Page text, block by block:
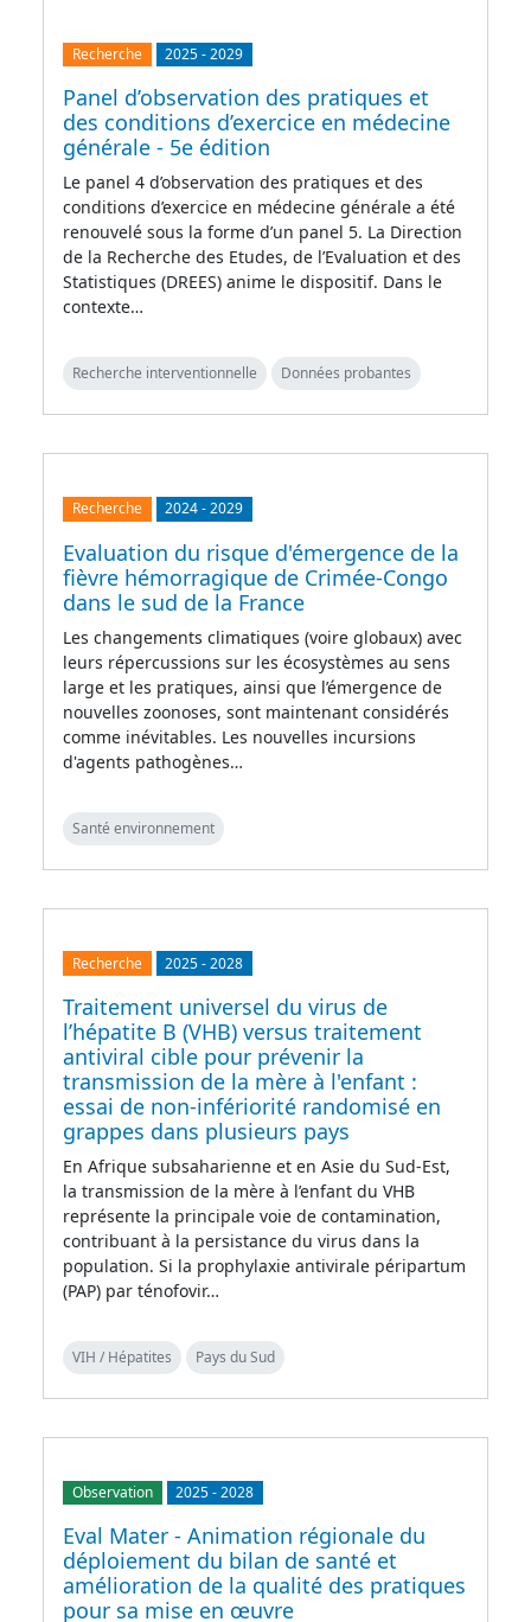
Recherche 2025-2029
Panel d’observation des pratiques et
des conditions d’exercice en médecine
générale - 5e édition
Le panel 4 d’observation des pratiques et des
conditions d’exercice en médecine générale a été
renouvelé sous la forme d’un panel 5. La Direction
de la Recherche des Etudes, de l’Evaluation et des
Statistiques (DREES) anime le dispositif. Dans le
contexte…
Recherche interventionnelle Données probantes
Recherche 2024-2029
Evaluation du risque d'émergence de la
fièvre hémorragique de Crimée-Congo
dans le sud de la France
Les changements climatiques (voire globaux) avec
leurs répercussions sur les écosystèmes au sens
large et les pratiques, ainsi que l’émergence de
nouvelles zoonoses, sont maintenant considérés
comme inévitables. Les nouvelles incursions
d'agents pathogènes…
Santé environnement
Recherche 2025-2028
Traitement universel du virus de
l’hépatite B (VHB) versus traitement
antiviral cible pour prévenir la
transmission de la mère à l'enfant :
essai de non-infériorité randomisé en
grappes dans plusieurs pays
En Afrique subsaharienne et en Asie du Sud-Est,
la transmission de la mère à l’enfant du VHB
représente la principale voie de contamination,
contribuant à la persistance du virus dans la
population. Si la prophylaxie antivirale péripartum
(PAP) par ténofovir…
VIH / Hépatites Pays du Sud
Observation 2025-2028
Eval Mater - Animation régionale du
déploiement du bilan de santé et
amélioration de la qualité des pratiques
pour sa mise en œuvre